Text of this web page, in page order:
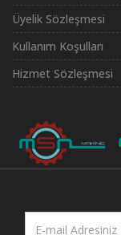
Üyelik Sözleşmesi
Kullanım Koşulları
Hizmet Sözleşmesi